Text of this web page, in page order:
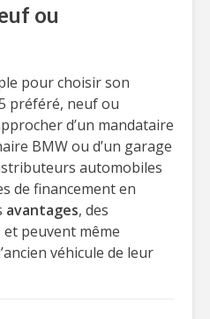
ou
pour choisir son
préféré, neuf ou
d’un mandataire
BMW ou d’un garage
automobiles
de financement en
avantages, des
peuvent même
véhicule de leur